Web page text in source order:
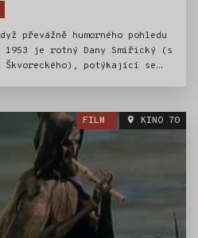
převážně humorného pohledu
je rotný Dany Smiřický (s
Škvoreckého), potýkající se
Janinkou Pinkasovou,
pražskou dívku Lizetku,
vzdoruje důstojnické
stran.
FILM KINO 70